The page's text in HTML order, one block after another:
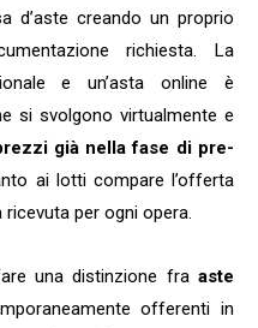
d’aste creando un proprio
richiesta. La
e un’asta online è
si svolgono virtualmente e
già nella fase di pre-
ai lotti compare l’offerta
per ogni opera.
una distinzione fra aste
offerenti in